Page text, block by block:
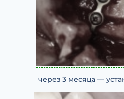
через 3 месяца —